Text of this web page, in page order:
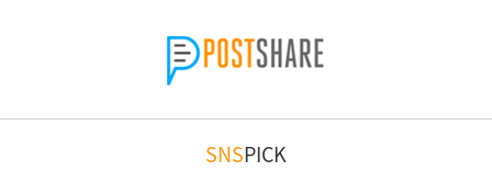
SNSPICK